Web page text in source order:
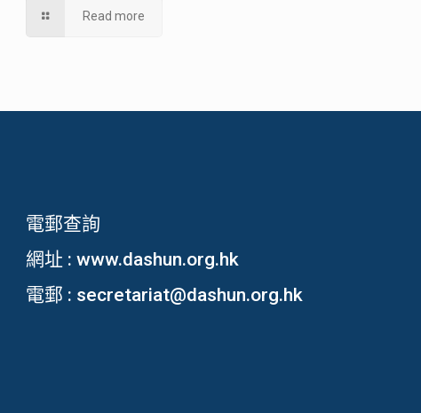
Read more
電郵查詢
網址 :www.dashun.org.hk
電郵 : secretariat@dashun.org.hk